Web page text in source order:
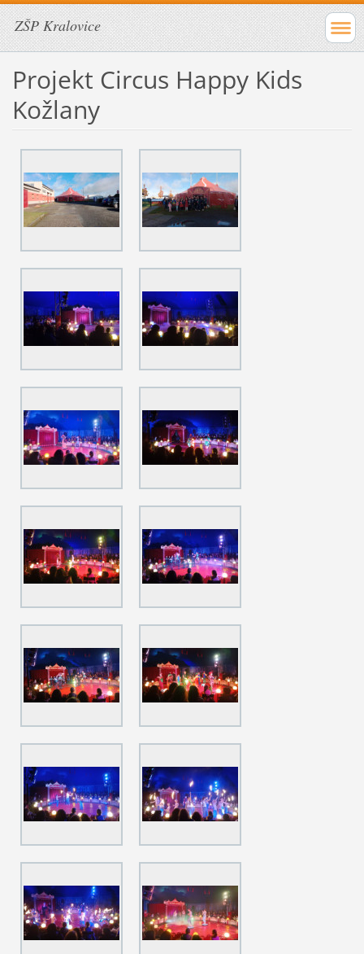
ZŠP Kralovice
Projekt Circus Happy Kids
Kožlany